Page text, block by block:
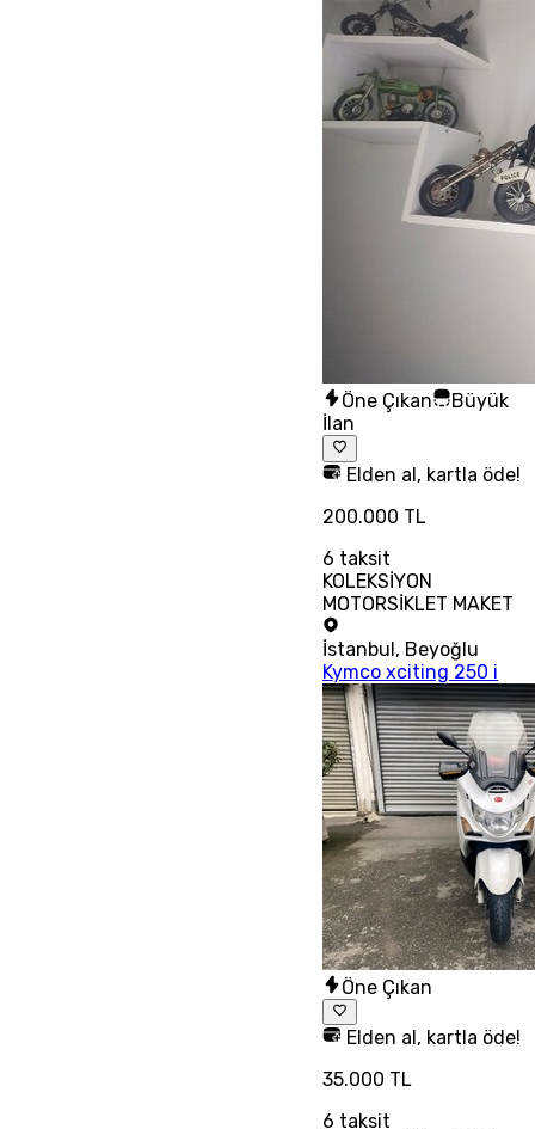
Öne Çıkan
Büyük
İlan
Elden al, kartla öde!
200.000 TL
6 taksit
KOLEKSİYON
MOTORSİKLET MAKET
İstanbul, Beyoğlu
Kymco xciting 250 i
Öne Çıkan
Elden al, kartla öde!
35.000 TL
6 taksit